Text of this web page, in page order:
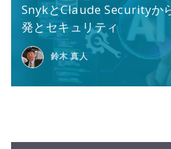
SnykとClaude Securityか
発とセキュリティ
鈴木 真人